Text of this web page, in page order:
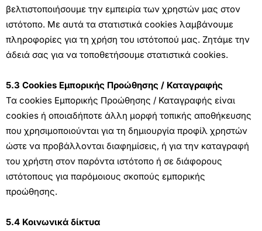
βελτιστοποιήσουμε την εμπειρία των χρηστών μας στον
ιστότοπο. Με αυτά τα στατιστικά cookies λαμβάνουμε
πληροφορίες για τη χρήση του ιστότοπού μας. Ζητάμε την
άδειά σας για να τοποθετήσουμε στατιστικά cookies.
5.3 Cookies Εμπορικής Προώθησης / Καταγραφής
Τα cookies Εμπορικής Προώθησης / Καταγραφής είναι
cookies ή οποιαδήποτε άλλη μορφή τοπικής αποθήκευσης
που χρησιμοποιούνται για τη δημιουργία προφίλ χρηστών
ώστε να προβάλλονται διαφημίσεις, ή για την καταγραφή
του χρήστη στον παρόντα ιστότοπο ή σε διάφορους
ιστότοπους για παρόμοιους σκοπούς εμπορικής
προώθησης.
5.4 Κοινωνικά δίκτυα